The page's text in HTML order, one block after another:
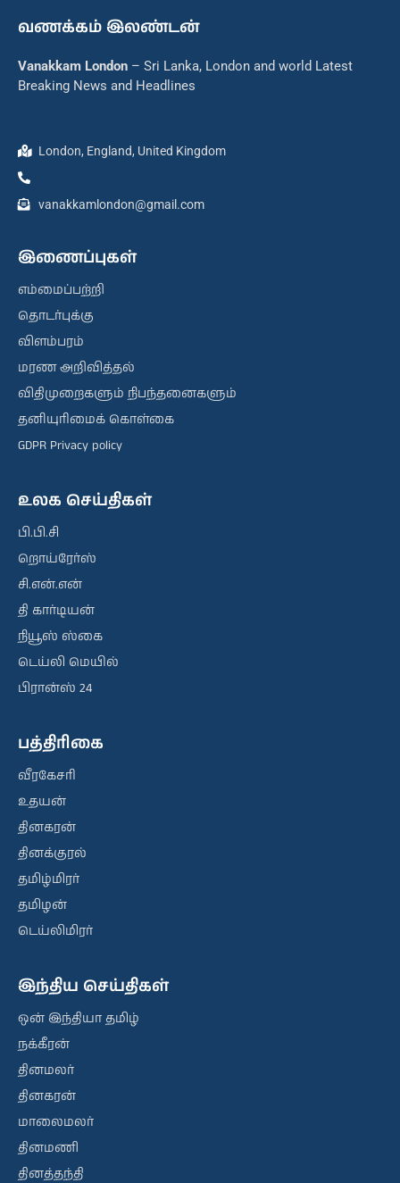
வணக்கம் இலண்டன்
Vanakkam London – Sri Lanka, London and world Latest
Breaking News and Headlines
London, England, United Kingdom
vanakkamlondon@gmail.com
இணைப்புகள்
எம்மைப்பற்றி
தொடர்புக்கு
விளம்பரம்
மரண அறிவித்தல்
விதிமுறைகளும் நிபந்தனைகளும்
தனியுரிமைக் கொள்கை
GDPR Privacy policy
உலக செய்திகள்
பி.பி.சி
றொய்ரேர்ஸ்
சி.என்.என்
தி கார்டியன்
நியூஸ் ஸ்கை
டெய்லி மெயில்
பிரான்ஸ் 24
பத்திரிகை
வீரகேசரி
உதயன்
தினகரன்
தினக்குரல்
தமிழ்மிரர்
தமிழன்
டெய்லிமிரர்
இந்திய செய்திகள்
ஒன் இந்தியா தமிழ்
நக்கீரன்
தினமலர்
தினகரன்
மாலைமலர்
தினமணி
தினத்தந்தி